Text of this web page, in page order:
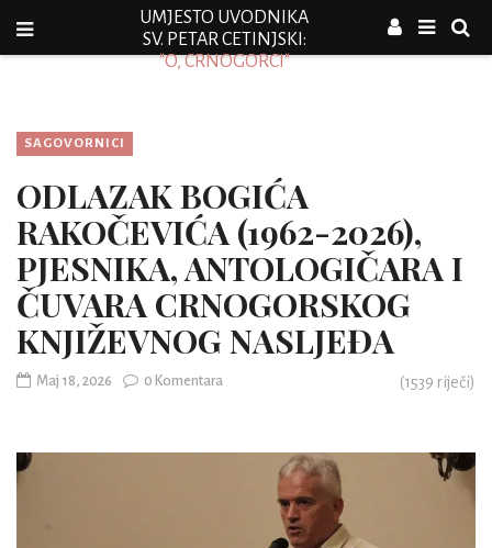
UMJESTO UVODNIKA
SV. PETAR CETINJSKI:
"O, CRNOGORCI"
SAGOVORNICI
ODLAZAK BOGIĆA
RAKOČEVIĆA (1962-2026),
PJESNIKA, ANTOLOGIČARA I
ČUVARA CRNOGORSKOG
KNJIŽEVNOG NASLJEĐA
Maj 18, 2026 0 Komentara (1539 riječi)